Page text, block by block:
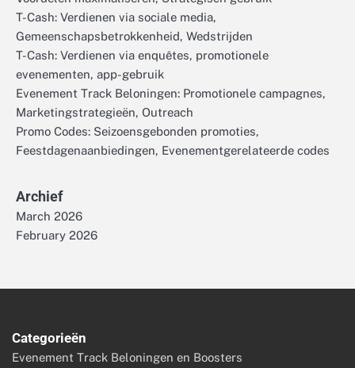
T-Cash: Verdienen via sociale media,
Gemeenschapsbetrokkenheid, Wedstrijden
T-Cash: Verdienen via enquêtes, promotionele
evenementen, app-gebruik
Evenement Track Beloningen: Promotionele campagnes,
Marketingstrategieën, Outreach
Promo Codes: Seizoensgebonden promoties,
Feestdagenaanbiedingen, Evenementgerelateerde codes
Archief
March 2026
February 2026
Categorieën
Evenement Track Beloningen en Boosters